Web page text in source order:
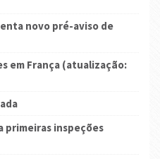
novo pré-aviso de
em França (atualização:
primeiras inspeções